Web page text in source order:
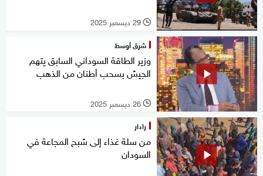
l 29 ديسمبر 2025
شرق أوسط
وزير الطاقة السوداني السابق يتهم
الجيش بسحب أطنان من الذهب
l 26 ديسمبر 2025
رادار
من سلة غذاء إلى شبح المجاعة في
السودان